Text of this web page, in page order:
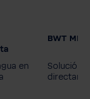
en
BWT
Solución